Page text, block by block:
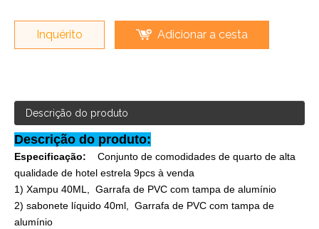
Inquérito Adicionar a cesta
Descrição do produto
Descrição do produto:
Especificação:
Conjunto de comodidades de quarto de alta
qualidade de hotel estrela 9pcs à venda
1) Xampu 40ML, Garrafa de PVC com tampa de alumínio
2) sabonete líquido 40ml, Garrafa de PVC com tampa de
alumínio